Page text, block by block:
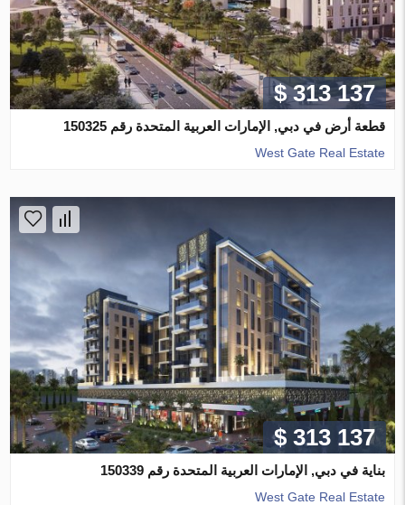
$ 313 137
قطعة أرض في دبي, الإمارات العربية المتحدة رقم 150325
West Gate Real Estate
$ 313 137
بناية في دبي, الإمارات العربية المتحدة رقم 150339
West Gate Real Estate